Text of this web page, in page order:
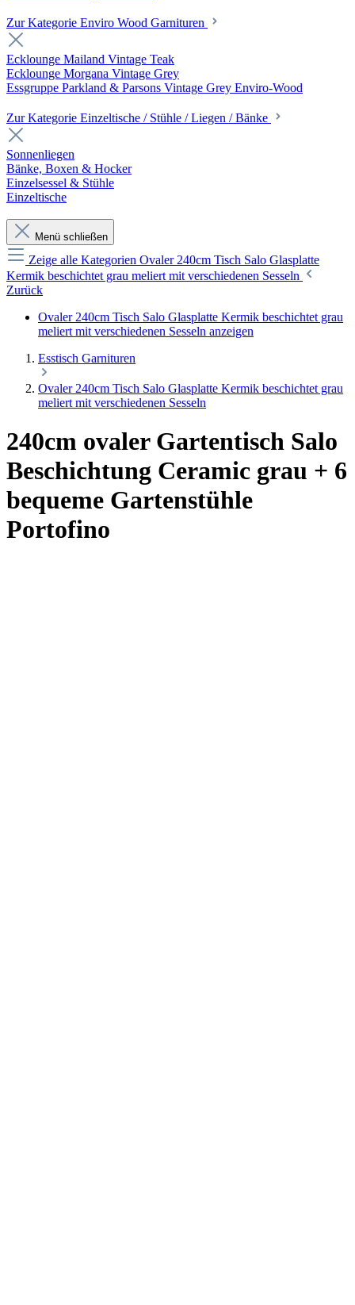
Zur Kategorie Enviro Wood Garnituren
Ecklounge Mailand Vintage Teak
Ecklounge Morgana Vintage Grey
Essgruppe Parkland & Parsons Vintage Grey Enviro-Wood
Zur Kategorie Einzeltische / Stühle / Liegen / Bänke
Sonnenliegen
Bänke, Boxen & Hocker
Einzelsessel & Stühle
Einzeltische
Menü schließen
Zeige alle Kategorien Ovaler 240cm Tisch Salo Glasplatte
Kermik beschichtet grau meliert mit verschiedenen Sesseln
Zurück
Ovaler 240cm Tisch Salo Glasplatte Kermik beschichtet grau
meliert mit verschiedenen Sesseln anzeigen
Esstisch Garnituren
Ovaler 240cm Tisch Salo Glasplatte Kermik beschichtet grau
meliert mit verschiedenen Sesseln
240cm ovaler Gartentisch Salo
Beschichtung Ceramic grau + 6
bequeme Gartenstühle
Portofino